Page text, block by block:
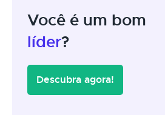
Você é um bom
líder?
Descubra agora!